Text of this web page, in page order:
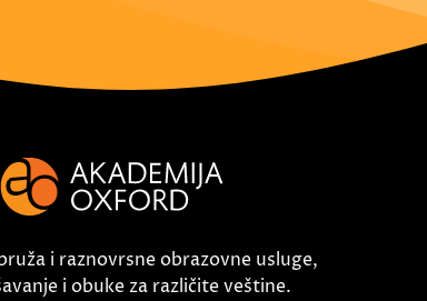
i raznovrsne obrazovne usluge,
i obuke za različite veštine.